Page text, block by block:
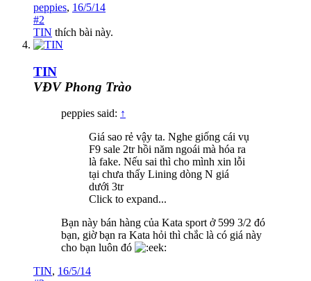
peppies, 16/5/14
#2
TIN thích bài này.
TIN
VĐV Phong Trào
peppies said: ↑
Giá sao rẻ vậy ta. Nghe giống cái vụ
F9 sale 2tr hồi năm ngoái mà hóa ra
là fake. Nếu sai thì cho mình xin lỗi
tại chưa thấy Lining dòng N giá
dưới 3tr
Click to expand...
Bạn này bán hàng của Kata sport ở 599 3/2 đó
bạn, giờ bạn ra Kata hỏi thì chắc là có giá này
cho bạn luôn đó
TIN, 16/5/14